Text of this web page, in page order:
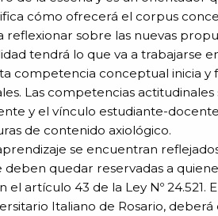
cómo ofrecerá el corpus
reflexionar sobre las nuevas
tendrá lo que va a trabajarse
competencia conceptual inicia
Las competencias
y el vínculo estudiante-
de contenido axiológico.
se encuentran
deben quedar reservadas a
artículo 43 de la Ley Nº 24.521.
Italiano de Rosario,